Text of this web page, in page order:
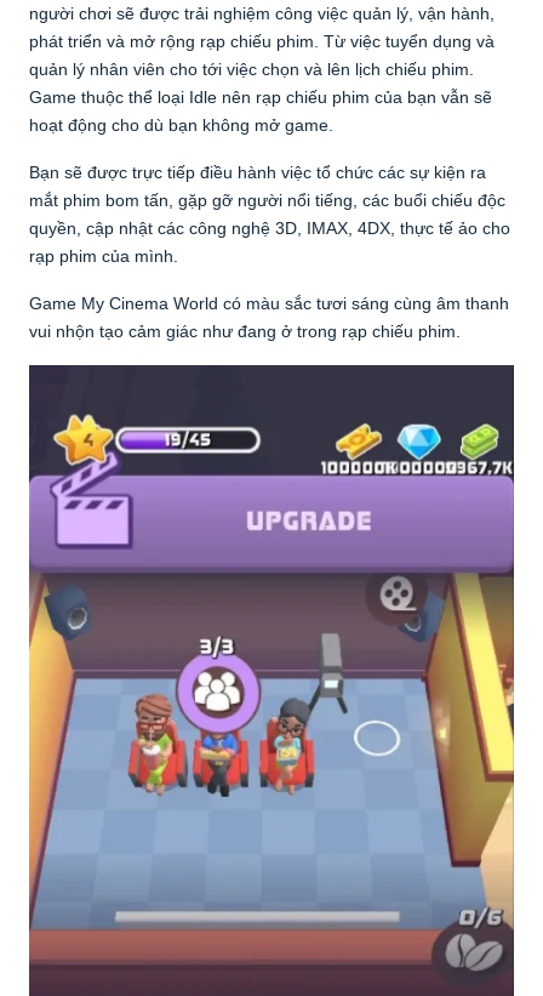
người chơi sẽ được trải nghiệm công việc quản lý, vận hành,
phát triển và mở rộng rạp chiếu phim. Từ việc tuyển dụng và
quản lý nhân viên cho tới việc chọn và lên lịch chiếu phim.
Game thuộc thể loại Idle nên rạp chiếu phim của bạn vẫn sẽ
hoạt động cho dù bạn không mở game.
Bạn sẽ được trực tiếp điều hành việc tổ chức các sự kiện ra
mắt phim bom tấn, gặp gỡ người nổi tiếng, các buổi chiếu độc
quyền, cập nhật các công nghệ 3D, IMAX, 4DX, thực tế ảo cho
rạp phim của mình.
Game My Cinema World có màu sắc tươi sáng cùng âm thanh
vui nhộn tạo cảm giác như đang ở trong rạp chiếu phim.